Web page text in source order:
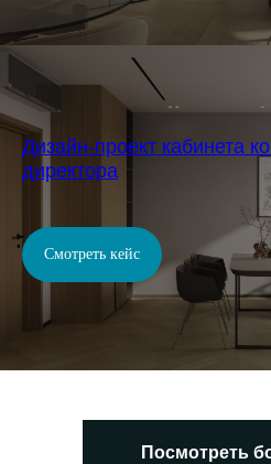
Дизайн-проект кабинета
директора
Смотреть кейс
Посмотреть